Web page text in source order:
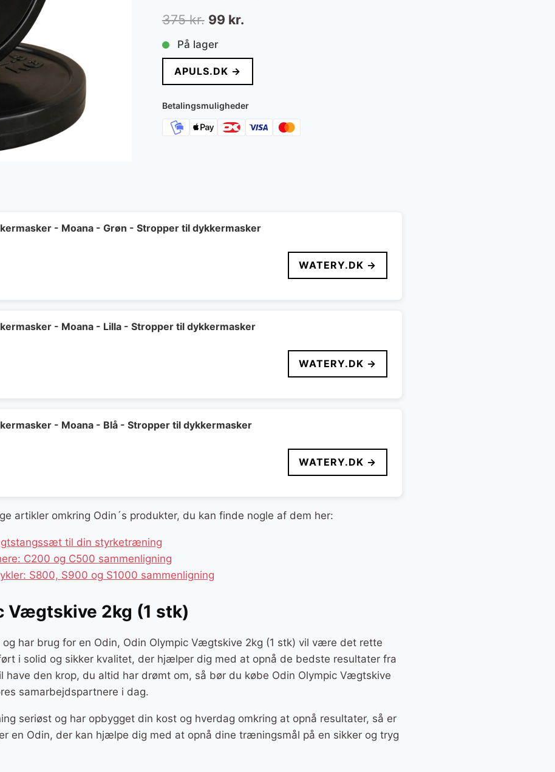
375kr. Den
oprindelige
pris
var:
375 kr..
99 kr.Den
pris
er:
99 kr..
På lager
APULS.DK →
Betalingsmuligheder
- Moana - Grøn - Stropper til dykkermasker
WATERY.DK →
- Moana - Lilla - Stropper til dykkermasker
WATERY.DK →
- Moana - Blå - Stropper til dykkermasker
WATERY.DK →
artikler omkring Odin´s produkter, du kan finde nogle af dem her:
til din styrketræning
C200 og C500 sammenligning
S800, S900 og S1000 sammenligning
Vægtskive 2kg (1 stk)
har brug for en Odin, Odin Olympic Vægtskive 2kg (1 stk) vil være det rette
i solid og sikker kvalitet, der hjælper dig med at opnå de bedste resultater fra
have den krop, du altid har drømt om, så bør du købe Odin Olympic Vægtskive
samarbejdspartnere i dag.
seriøst og har opbygget din kost og hverdag omkring at opnå resultater, så er
en Odin, der kan hjælpe dig med at opnå dine træningsmål på en sikker og tryg